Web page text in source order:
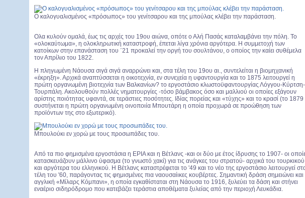
Ο καλογυαλισμένος «πρόσωπος» του γενίτσαρου και της μπούλας κλέβει την παράσταση.
Ολα κυλούν ομαλά, έως τις αρχές του 19ου αιώνα, οπότε ο Αλή Πασάς καταλαμβάνει την πόλη. Το
«ολοκαύτωμα», η ολοκληρωτική καταστροφή, έπεται λίγα χρόνια αργότερα. Η συμμετοχή των
κατοίκων στην επανάσταση του ΄21 προκαλεί την οργή του σουλτάνου, ο οποίος την καίει συθέμελα
τον Απρίλιο του 1822.
Η πληγωμένη Νάουσα σιγά σιγά αναρρώνει και, στα τέλη του 19ου αι., συντελείται η βιομηχανική
«έκρηξη». Αρχικά αναπτύσσεται η οικοτεχνία, εν συνεχεία η υφαντουργία και το 1875 λειτουργεί η
πρώτη οργανωμένη βιοτεχνία των Βαλκανίων? το εργοστάσιο κλωστοϋφαντουργίας Λόγγου-Κύρτση-
Τουρπάλη. Ακολουθούν πολλές νηματουργίες -τόσο βάμβακος όσο και μαλλιού οι οποίες εξάγουν
αρίστης ποιότητας υφαντά, σε τεράστιες ποσότητες. Ιδίας πορείας και «τύχης» και το κρασί (το 1879
συστήνεται η πρώτη οργανωμένη οινοποιία Μπουτάρη η οποία προχωρά σε προώθηση των
προϊόντων της στο εξωτερικό).
Μπουλούκι εν χορώ με τους προσωπάδες του.
Από τα πιο φημισμένα εργοστάσια η ΕΡΙΑ και η Βέτλανς -και οι δύο με έτος ίδρυσης το 1907- οι
κατασκευάζουν μάλλινο ύφασμα (το γνωστό χακί) για τις ανάγκες του στρατού- αρχικά του τουρκικού
και αργότερα του ελληνικού. Η Βέτλανς καταστρέφεται το '49 και το νέο της εργοστάσιο λειτουργεί
τέλη του '60, παράγοντας τις φημισμένες πια ναουσαίικες κουβέρτες. Σημαντική δράση σημειώνει και
αγγλική «Μίλαρς Κόμπανι», η οποία εγκαθίσταται στη Νάουσα το 1916, ξυλεύει τα δάση και στήνει
εναέριο σιδηρόδρομο που κατεβάζει τεράστια αποθέματα ξυλείας από την περιοχή Λευκάδια.